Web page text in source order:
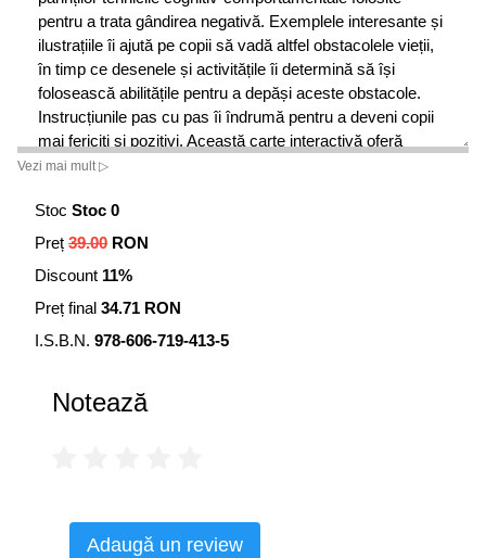
pentru a trata gândirea negativă. Exemplele interesante și
ilustrațiile îi ajută pe copii să vadă altfel obstacolele vieții,
în timp ce desenele și activitățile îi determină să își
folosească abilitățile pentru a depăși aceste obstacole.
Instrucțiunile pas cu pas îi îndrumă pentru a deveni copii
mai fericiți și pozitivi. Această carte interactivă oferă
resurse complete pentru a educa, a motiva și a le da
Dr. Dawn Huebner este psiholog clinician în Exeter, New
lor.
Desenele amuzante ale lui Bonnie Matthews apar în multe
cărți și reviste pentru copii. Locuiește în Baltimore.
Vezi mai mult ▷
Stoc Stoc 0
Preț 39.00 RON
Discount 11%
Preț final 34.71 RON
I.S.B.N. 978-606-719-413-5
Notează
Adaugă un review